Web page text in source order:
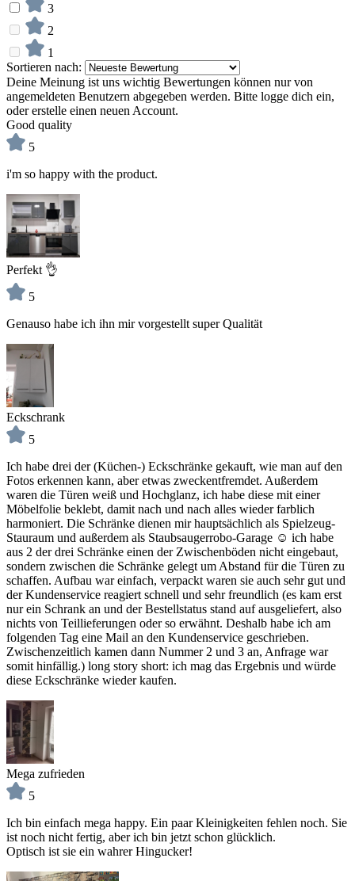
3
2
1
Sortieren nach:
Deine Meinung ist uns wichtig Bewertungen können nur von
angemeldeten Benutzern abgegeben werden. Bitte logge dich ein,
oder erstelle einen neuen Account.
Good quality
5
i'm so happy with the product.
Perfekt 👌
5
Genauso habe ich ihn mir vorgestellt super Qualität
Eckschrank
5
Ich habe drei der (Küchen-) Eckschränke gekauft, wie man auf den
Fotos erkennen kann, aber etwas zweckentfremdet. Außerdem
waren die Türen weiß und Hochglanz, ich habe diese mit einer
Möbelfolie beklebt, damit nach und nach alles wieder farblich
harmoniert. Die Schränke dienen mir hauptsächlich als Spielzeug-
Stauraum und außerdem als Staubsaugerrobo-Garage ☺️ ich habe
aus 2 der drei Schränke einen der Zwischenböden nicht eingebaut,
sondern zwischen die Schränke gelegt um Abstand für die Türen zu
schaffen. Aufbau war einfach, verpackt waren sie auch sehr gut und
der Kundenservice reagiert schnell und sehr freundlich (es kam erst
nur ein Schrank an und der Bestellstatus stand auf ausgeliefert, also
nichts von Teillieferungen oder so erwähnt. Deshalb habe ich am
folgenden Tag eine Mail an den Kundenservice geschrieben.
Zwischenzeitlich kamen dann Nummer 2 und 3 an, Anfrage war
somit hinfällig.) long story short: ich mag das Ergebnis und würde
diese Eckschränke wieder kaufen.
Mega zufrieden
5
Ich bin einfach mega happy. Ein paar Kleinigkeiten fehlen noch. Sie
ist noch nicht fertig, aber ich bin jetzt schon glücklich.
Optisch ist sie ein wahrer Hingucker!